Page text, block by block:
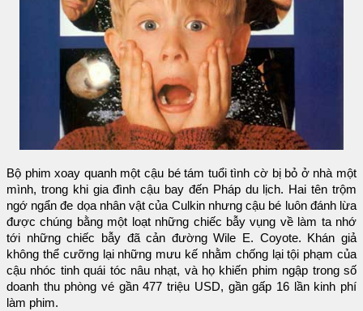
Bộ phim xoay quanh một cậu bé tám tuổi tình cờ bị bỏ ở nhà một
mình, trong khi gia đình cậu bay đến Pháp du lịch. Hai tên trộm
ngớ ngẩn đe dọa nhân vật của Culkin nhưng cậu bé luôn đánh lừa
được chúng bằng một loạt những chiếc bẫy vụng về làm ta nhớ
tới những chiếc bẫy đã cản đường Wile E. Coyote. Khán giả
không thể cưỡng lại những mưu kế nhằm chống lại tội phạm của
cậu nhóc tinh quái tóc nâu nhạt, và họ khiến phim ngập trong số
doanh thu phòng vé gần 477 triệu USD, gần gấp 16 lần kinh phí
làm phim.